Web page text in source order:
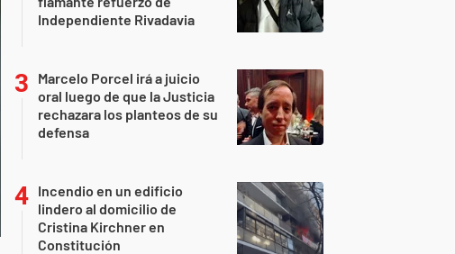
Independiente Rivadavia
Marcelo Porcel irá a juicio
oral luego de que la Justicia
rechazara los planteos de su
defensa
Incendio en un edificio
lindero al domicilio de
Cristina Kirchner en
Constitución